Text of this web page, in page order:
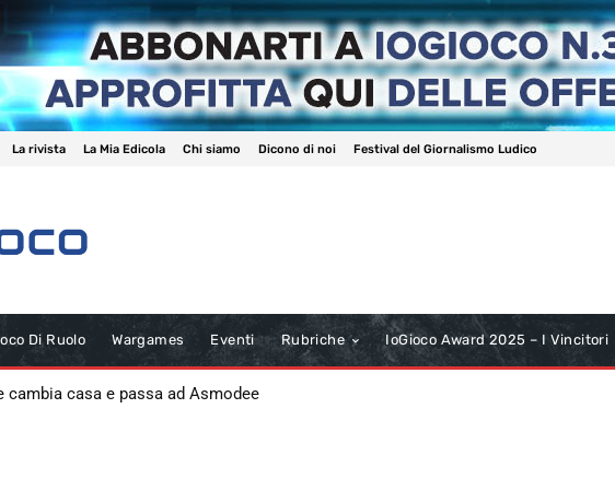
La rivista La Mia Edicola Chi siamo Dicono di noi Festival del Giornalismo Ludico
Di Ruolo Wargames Eventi Rubriche IoGioco Award 2025 – I Vincitori
cambia casa e passa ad Asmodee